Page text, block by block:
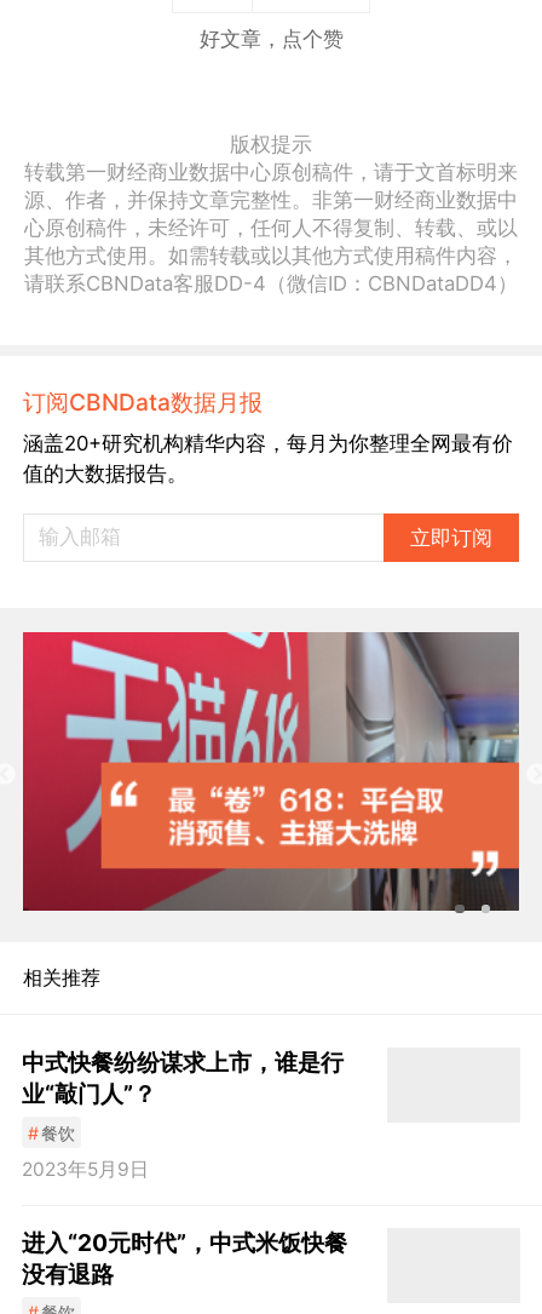
好文章，点个赞
版权提示
转载第一财经商业数据中心原创稿件，请于文首标明来
源、作者，并保持文章完整性。非第一财经商业数据中
心原创稿件，未经许可，任何人不得复制、转载、或以
其他方式使用。如需转载或以其他方式使用稿件内容，
请联系CBNData客服DD-4（微信ID：CBNDataDD4）
订阅CBNData数据月报
涵盖20+研究机构精华内容，每月为你整理全网最有价
值的大数据报告。
立即订阅
相关推荐
中式快餐纷纷谋求上市，谁是行
业“敲门人”？
#餐饮
2023年5月9日
进入“20元时代”，中式米饭快餐
没有退路